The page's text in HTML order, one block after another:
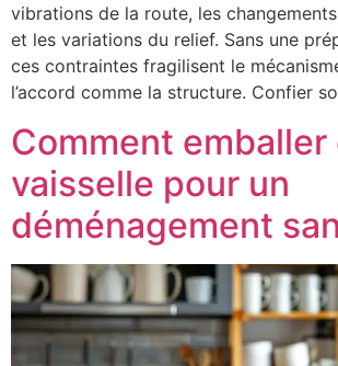
vibrations de la route, les
et les variations du relief. Sans une
ces contraintes fragilisent le
l’accord comme la structure. Confier
Comment emballer
vaisselle pour un
déménagement